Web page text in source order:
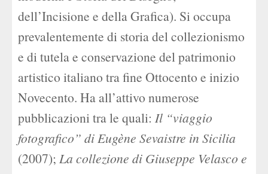
dell’Incisione e della Grafica). Si occupa
prevalentemente di storia del collezionismo
e di tutela e conservazione del patrimonio
artistico italiano tra fine Ottocento e inizio
Novecento. Ha all’attivo numerose
pubblicazioni tra le quali: Il “viaggio
fotografico” di Eugène Sevaistre in Sicilia
(2007); La collezione di Giuseppe Velasco e